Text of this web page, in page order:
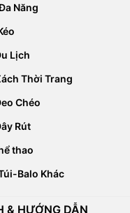
Năng
Lịch
Thời Trang
Chéo
Rút
thao
Balo Khác
& HƯỚNG DẪN